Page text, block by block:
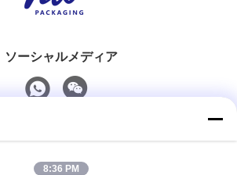
ソーシャルメディア
8:36 PM